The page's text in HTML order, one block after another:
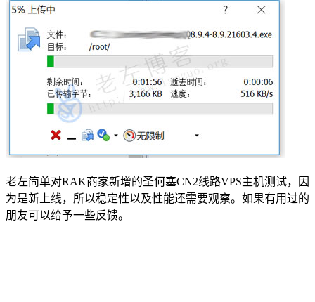
老左简单对RAK商家新增的圣何塞CN2线路VPS主机测试，因
为是新上线，所以稳定性以及性能还需要观察。如果有用过的
朋友可以给予一些反馈。